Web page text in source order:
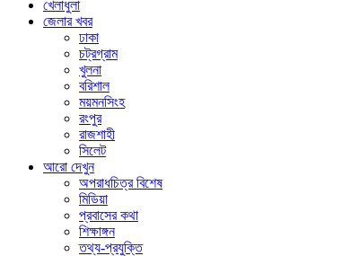
খেলাধুলা
জেলার খবর
ঢাকা
চট্রগ্রাম
খুলনা
বরিশাল
ময়মনসিংহ
রংপুর
রাজশাহী
সিলেট
আরো দেখুন
অপরাধচিত্র বিশেষ
মিডিয়া
প্রবাসের কথা
শিক্ষাঙ্গন
তথ্য-প্রযুক্তি